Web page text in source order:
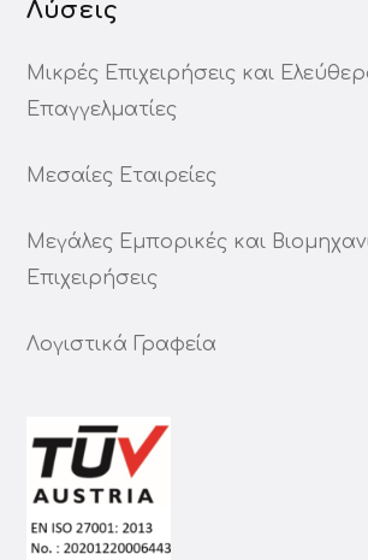
Λύσεις
Μικρές Επιχειρήσεις και
Επαγγελματίες
Μεσαίες Εταιρείες
Μεγάλες Εμπορικές και
Επιχειρήσεις
Λογιστικά Γραφεία